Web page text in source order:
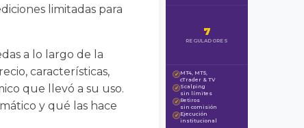
limitadas para
a lo largo de la
características,
que llevó a su uso.
y qué las hace
7
REGULADORES
✓ MT4, MT5,
cTrader & TV
✓ Scalping
sin límites
✓ Retiros
sin comisión
✓ Ejecución
institucional